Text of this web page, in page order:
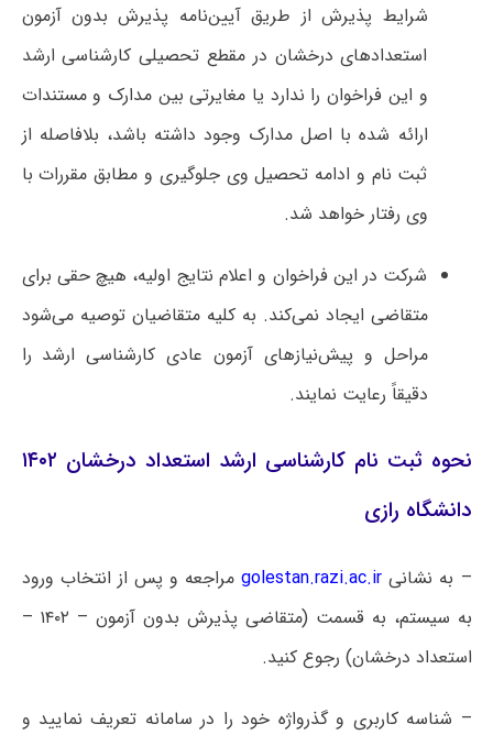
شرایط پذیرش از طریق آیین‌نامه پذیرش بدون آزمون
استعدادهای درخشان در مقطع تحصیلی کارشناسی ارشد
و این فراخوان را ندارد یا مغایرتی بین مدارک و مستندات
ارائه شده با اصل مدارک وجود داشته باشد، بلافاصله از
ثبت نام و ادامه تحصیل وی جلوگیری و مطابق مقررات با
وی رفتار خواهد شد.
شرکت در این فراخوان و اعلام نتایج اولیه، هیچ حقی برای
متقاضی ایجاد نمی‌کند. به کلیه متقاضیان توصیه می‌شود
مراحل و پیش‌نیازهای آزمون عادی کارشناسی ارشد را
دقیقاً رعایت نمایند.
نحوه ثبت نام کارشناسی ارشد استعداد درخشان ۱۴۰۲
دانشگاه رازی
– به نشانی golestan.razi.ac.irمراجعه و پس از انتخاب ورود
به سیستم، به قسمت (متقاضی پذیرش بدون آزمون – ۱۴۰۲ –
استعداد درخشان) رجوع کنید.
– شناسه کاربری و گذرواژه خود را در سامانه تعریف نمایید و